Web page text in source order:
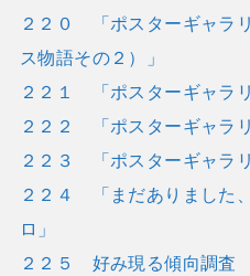
２２０ 「ポスターギャラ
ス物語その２）」
２２１ 「ポスターギャラ
２２２ 「ポスターギャラ
２２３ 「ポスターギャラ
２２４ 「まだありました
ロ」
２２５ 好み現る傾向調査